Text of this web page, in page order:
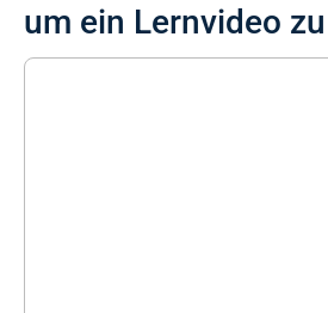
um ein Lernvideo